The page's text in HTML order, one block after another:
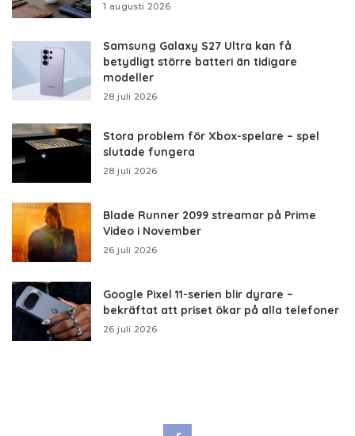
1 augusti 2026
Samsung Galaxy S27 Ultra kan få
betydligt större batteri än tidigare
modeller
28 juli 2026
Stora problem för Xbox-spelare – spel
slutade fungera
28 juli 2026
Blade Runner 2099 streamar på Prime
Video i November
26 juli 2026
Google Pixel 11-serien blir dyrare –
bekräftat att priset ökar på alla telefoner
26 juli 2026